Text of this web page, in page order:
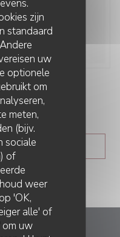
zijn
standaard
uw
optionele
om
meten,
(bijv.
sociale
of
weer
'OK,
alle' of
om uw
((OPENT IN EEN